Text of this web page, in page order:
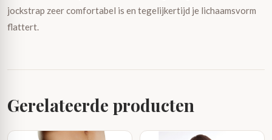
jockstrap zeer comfortabel is en tegelijkertijd je lichaamsvorm
flattert.
Gerelateerde producten